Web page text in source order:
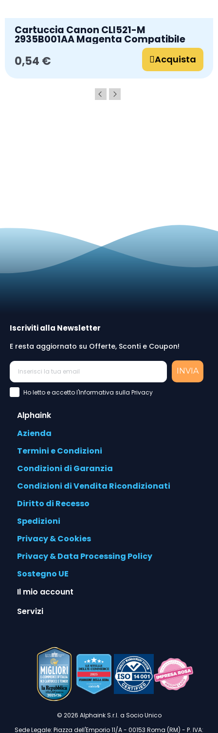
Cartuccia Canon CLI521-M
2935B001AA Magenta Compatibile
0,54 € Acquista
Iscriviti alla Newsletter
E resta aggiornato su Offerte, Sconti e Coupon!
INVIA
Accettazione Privacy Policy
Ho letto e accetto l'Informativa sulla Privacy
Alphaink
Azienda
Termini e Condizioni
Condizioni di Garanzia
Condizioni di Vendita Ricondizionati
Diritto di Recesso
Spedizioni
Privacy & Cookies
Privacy & Data Processing Policy
Sostegno UE
Il mio account
Servizi
© 2026 Alphaink S.r.l. a Socio Unico
Sede Legale: Piazza dell'Emporio 11/A - 00153 Roma (RM) - P. IVA: